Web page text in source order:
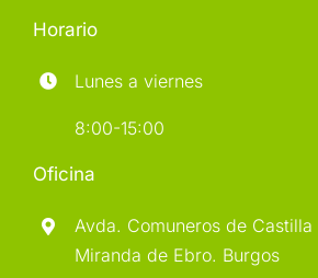
Horario
Lunes a viernes
8:00-15:00
Oficina
Avda. Comuneros de Castilla
Miranda de Ebro. Burgos